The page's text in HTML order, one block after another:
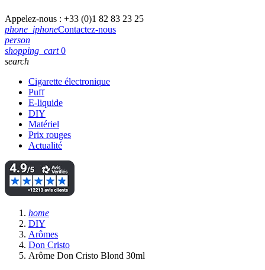
Appelez-nous : +33 (0)1 82 83 23 25
phone_iphoneContactez-nous
person
shopping_cart 0
search
Cigarette électronique
Puff
E-liquide
DIY
Matériel
Prix rouges
Actualité
home
DIY
Arômes
Don Cristo
Arôme Don Cristo Blond 30ml